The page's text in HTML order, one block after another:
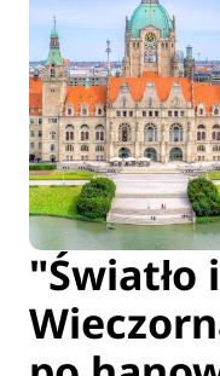
"Światło